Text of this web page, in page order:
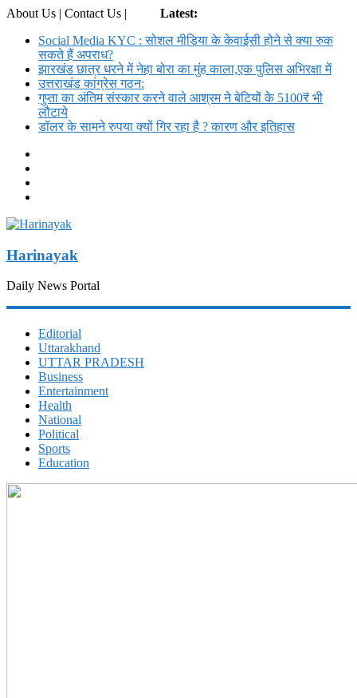
About Us | Contact Us |
Latest:
Social Media KYC : सोशल मीडिया के केवाईसी होने से क्या रुक
सकते हैं अपराध?
झारखंड छात्र धरने में नेहा बोरा का मुंह काला,एक पुलिस अभिरक्षा में
उत्तराखंड कांग्रेस गठन:
गुप्ता का अंतिम संस्कार करने वाले आश्रम ने बेटियों के 5100₹ भी
लौटाये
डॉलर के सामने रुपया क्यों गिर रहा है ? कारण और इतिहास
Harinayak
Daily News Portal
Editorial
Uttarakhand
UTTAR PRADESH
Business
Entertainment
Health
National
Political
Sports
Education